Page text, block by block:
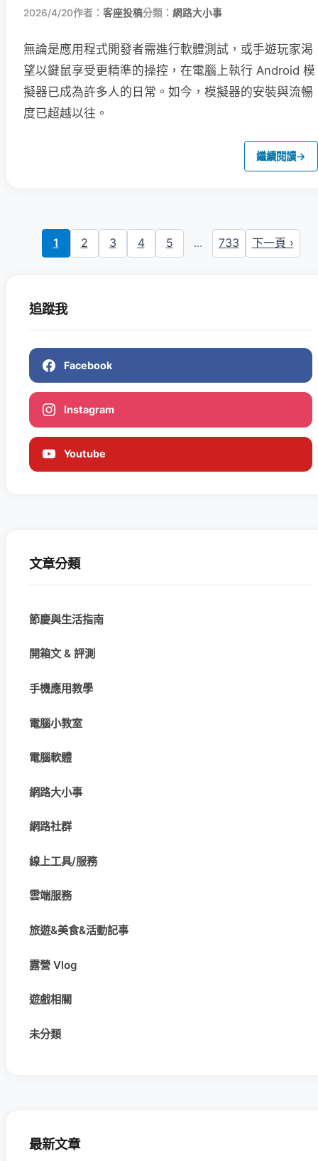
2026/4/20作者： 客座投稿分類： 網路大小事
無論是應用程式開發者需進行軟體測試，或手遊玩家渴
望以鍵鼠享受更精準的操控，在電腦上執行 Android 模
擬器已成為許多人的日常。如今，模擬器的安裝與流暢
度已超越以往。
繼續閱讀→
1 2 3 4 5 ... 733 下一頁 ›
追蹤我
Facebook
Instagram
Youtube
文章分類
節慶與生活指南
開箱文 & 評測
手機應用教學
電腦小教室
電腦軟體
網路大小事
網路社群
線上工具/服務
雲端服務
旅遊&美食&活動記事
露營 Vlog
遊戲相關
未分類
最新文章